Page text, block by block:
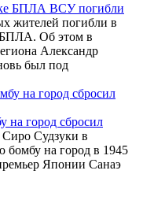
БПЛА ВСУ погибли
жителей погибли в
БПЛА. Об этом в
Александр
был под
на город сбросил
Судзуки в
бомбу на город в 1945
Японии Санаэ